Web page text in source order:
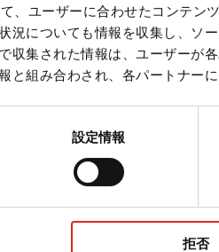
、ユーザーに合わせたコンテン
況についても情報を収集し、ソ
収集された情報は、ユーザーが
と組み合わされ、各パートナー
設定情報
拒否